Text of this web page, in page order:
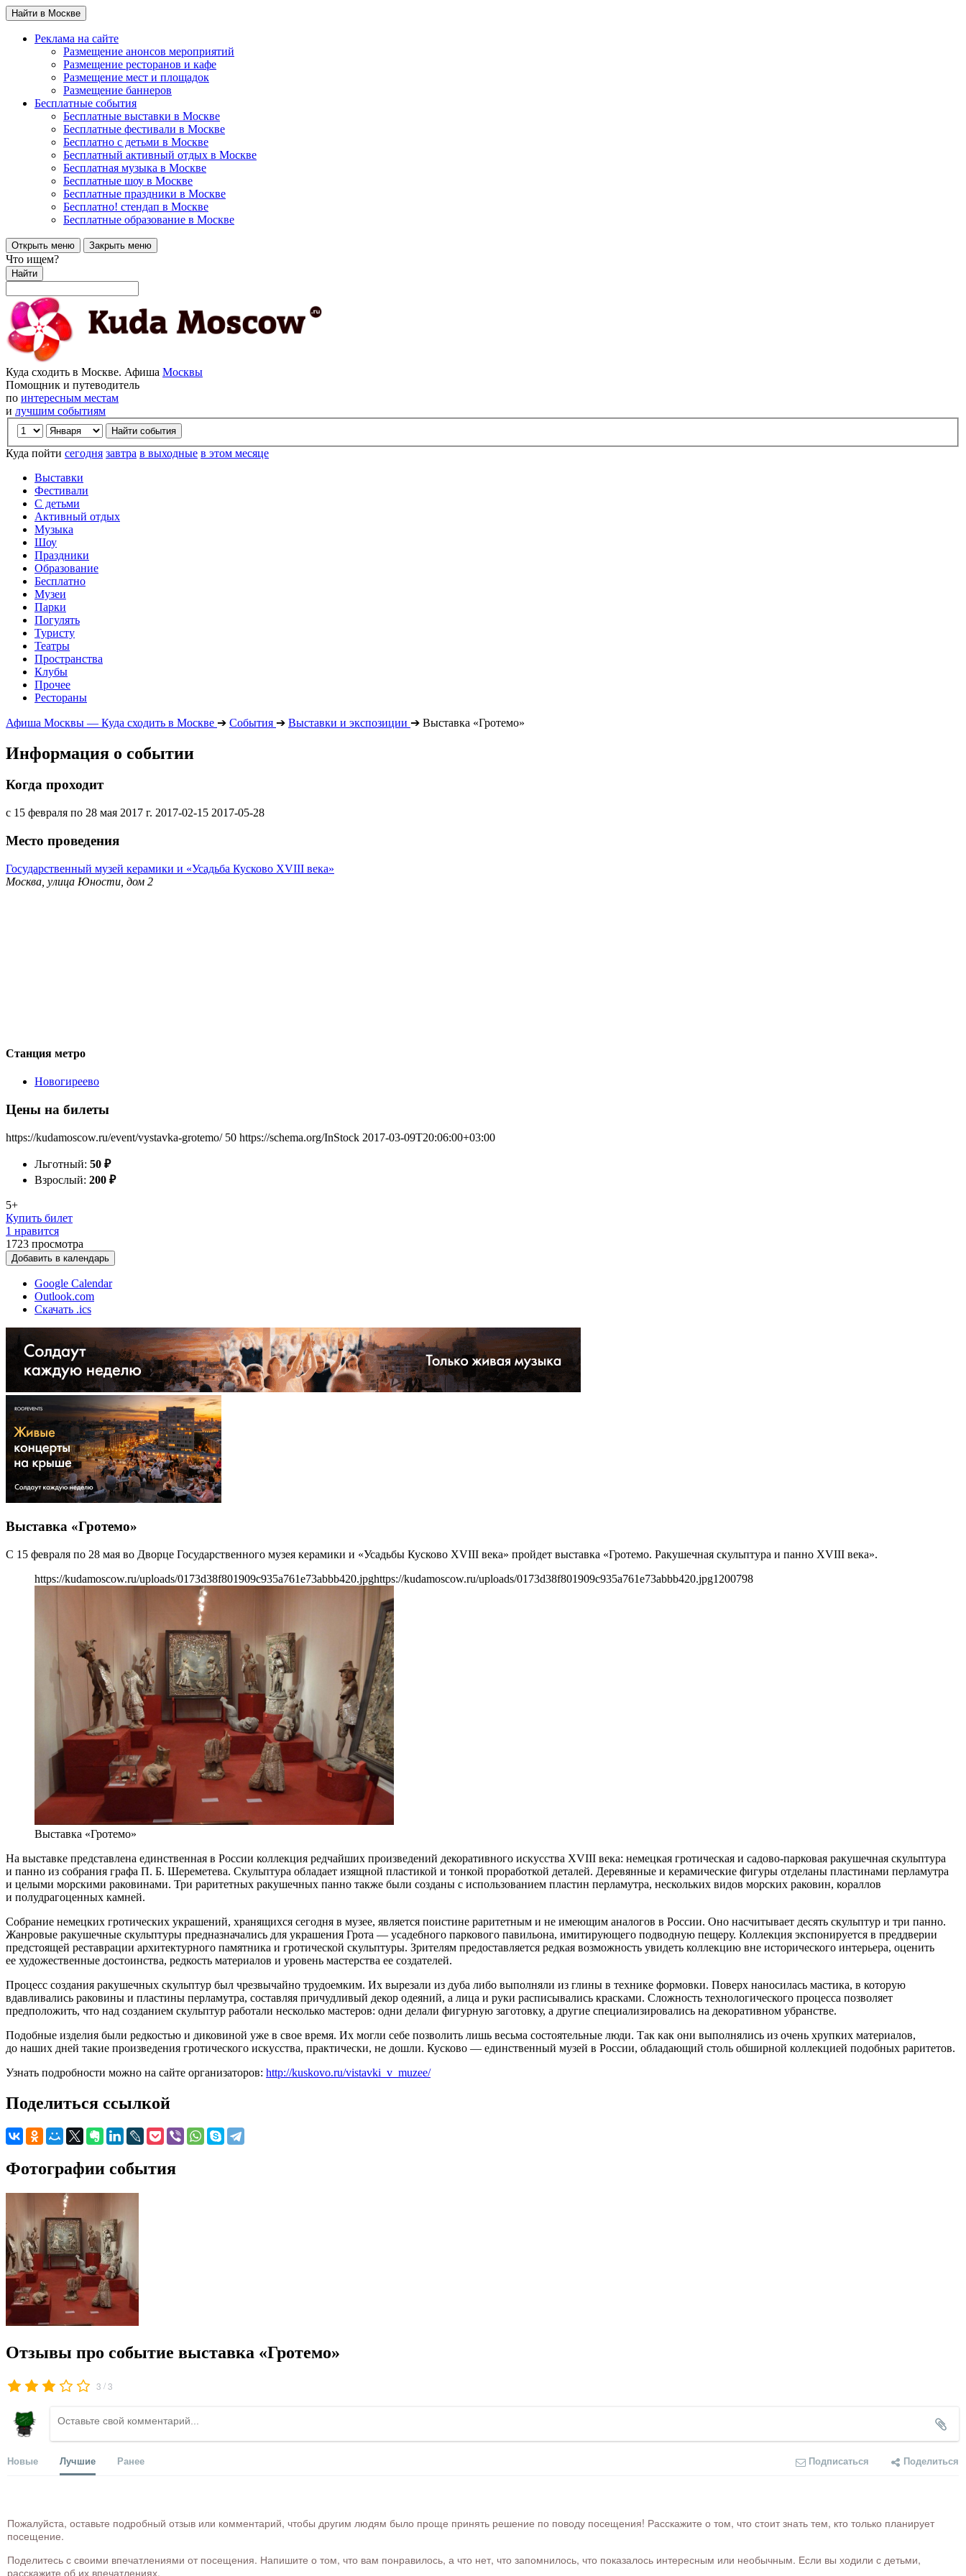
Найти в Москве
Реклама на сайте
Размещение анонсов мероприятий
Размещение ресторанов и кафе
Размещение мест и площадок
Размещение баннеров
Бесплатные события
Бесплатные выставки в Москве
Бесплатные фестивали в Москве
Бесплатно с детьми в Москве
Бесплатный активный отдых в Москве
Бесплатная музыка в Москве
Бесплатные шоу в Москве
Бесплатные праздники в Москве
Бесплатно! стендап в Москве
Бесплатные образование в Москве
Открыть меню Закрыть меню
Что ищем?
Найти
Куда сходить в Москве. Афиша Москвы
Помощник и путеводитель
по интересным местам
и лучшим событиям
Куда пойти сегодня завтра в выходные в этом месяце
Выставки
Фестивали
С детьми
Активный отдых
Музыка
Шоу
Праздники
Образование
Бесплатно
Музеи
Парки
Погулять
Туристу
Театры
Пространства
Клубы
Прочее
Рестораны
Афиша Москвы — Куда сходить в Москве ➔ События ➔ Выставки и экспозиции ➔ Выставка «Гротемо»
Информация о событии
Когда проходит
с 15 февраля по 28 мая 2017 г. 2017-02-15 2017-05-28
Место проведения
Государственный музей керамики и «Усадьба Кусково XVIII века»
Москва, улица Юности, дом 2
Станция метро
Новогиреево
Цены на билеты
https://kudamoscow.ru/event/vystavka-grotemo/ 50 https://schema.org/InStock 2017-03-09T20:06:00+03:00
Льготный: 50 ₽
Взрослый: 200 ₽
5+
Купить билет
1 нравится
1723 просмотра
Добавить в календарь
Google Calendar
Outlook.com
Скачать .ics
Выставка «Гротемо»
С 15 февраля по 28 мая во Дворце Государственного музея керамики и «Усадьбы Кусково XVIII века» пройдет выставка «Гротемо. Ракушечная скульптура и панно XVIII века».
https://kudamoscow.ru/uploads/0173d38f801909c935a761e73abbb420.jpghttps://kudamoscow.ru/uploads/0173d38f801909c935a761e73abbb420.jpg1200798
Выставка «Гротемо»
На выставке представлена единственная в России коллекция редчайших произведений декоративного искусства XVIII века: немецкая гротическая и садово-парковая ракушечная скульптура
и панно из собрания графа П. Б. Шереметева. Скульптура обладает изящной пластикой и тонкой проработкой деталей. Деревянные и керамические фигуры отделаны пластинами перламутра
и целыми морскими раковинами. Три раритетных ракушечных панно также были созданы с использованием пластин перламутра, нескольких видов морских раковин, кораллов
и полудрагоценных камней.
Собрание немецких гротических украшений, хранящихся сегодня в музее, является поистине раритетным и не имеющим аналогов в России. Оно насчитывает десять скульптур и три панно.
Жанровые ракушечные скульптуры предназначались для украшения Грота — усадебного паркового павильона, имитирующего подводную пещеру. Коллекция экспонируется в преддверии
предстоящей реставрации архитектурного памятника и гротической скульптуры. Зрителям предоставляется редкая возможность увидеть коллекцию вне исторического интерьера, оценить
ее художественные достоинства, редкость материалов и уровень мастерства ее создателей.
Процесс создания ракушечных скульптур был чрезвычайно трудоемким. Их вырезали из дуба либо выполняли из глины в технике формовки. Поверх наносилась мастика, в которую
вдавливались раковины и пластины перламутра, составляя причудливый декор одеяний, а лица и руки расписывались красками. Сложность технологического процесса позволяет
предположить, что над созданием скульптур работали несколько мастеров: одни делали фигурную заготовку, а другие специализировались на декоративном убранстве.
Подобные изделия были редкостью и диковиной уже в свое время. Их могли себе позволить лишь весьма состоятельные люди. Так как они выполнялись из очень хрупких материалов,
до наших дней такие произведения гротического искусства, практически, не дошли. Кусково — единственный музей в России, обладающий столь обширной коллекцией подобных раритетов.
Узнать подробности можно на сайте организаторов: http://kuskovo.ru/vistavki_v_muzee/
Поделиться ссылкой
Фотографии события
Отзывы про событие выставка «Гротемо»
3 /3
Новые Лучшие Ранее Подписаться Поделиться
Пожалуйста, оставьте подробный отзыв или комментарий, чтобы другим людям было проще принять решение по поводу посещения! Расскажите о том, что стоит знать тем, кто только планирует
посещение.
Поделитесь с своими впечатлениями от посещения. Напишите о том, что вам понравилось, а что нет, что запомнилось, что показалось интересным или необычным. Если вы ходили с детьми,
расскажите об их впечатлениях.